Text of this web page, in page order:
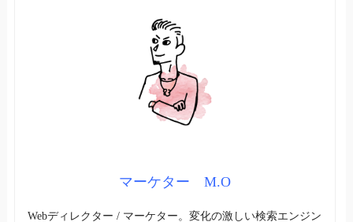
マーケター M.O
Webディレクター / マーケター。変化の激しい検索エンジン